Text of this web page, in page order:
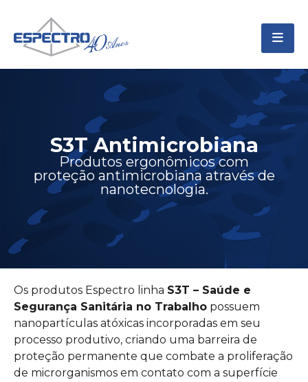
S3T Antimicrobiana
Produtos ergonômicos com
proteção antimicrobiana através de
nanotecnologia.
Os produtos Espectro linha S3T – Saúde e
Segurança Sanitária no Trabalho possuem
nanopartículas atóxicas incorporadas em seu
processo produtivo, criando uma barreira de
proteção permanente que combate a proliferação
de microrganismos em contato com a superfície